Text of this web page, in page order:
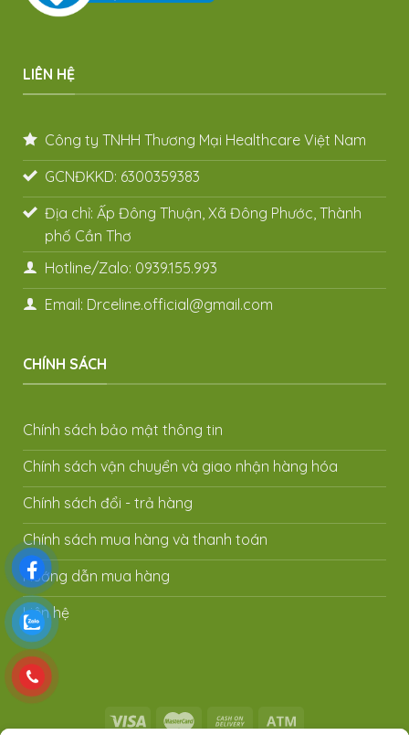
LIÊN HỆ
Công ty TNHH Thương Mại Healthcare Việt Nam
GCNĐKKD: 6300359383
Địa chỉ: Ấp Đông Thuận, Xã Đông Phước, Thành
phố Cần Thơ
Hotline/Zalo: 0939.155.993
Email: Drceline.official@gmail.com
CHÍNH SÁCH
Chính sách bảo mật thông tin
Chính sách vận chuyển và giao nhận hàng hóa
Chính sách đổi - trả hàng
Chính sách mua hàng và thanh toán
Hướng dẫn mua hàng
Liên hệ